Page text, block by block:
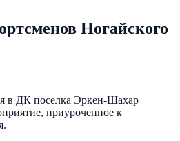
Ногайского
в ДК поселка Эркен-Шахар
приуроченное к